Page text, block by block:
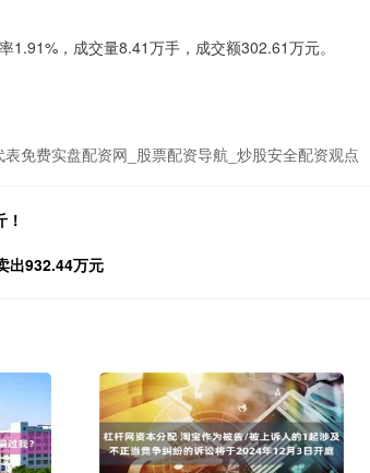
，成交量8.41万手，成交额302.61万元。
免费实盘配资网_股票配资导航_炒股安全配资观点
出932.44万元